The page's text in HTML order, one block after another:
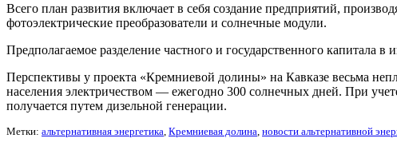
Всего план развития включает в себя создание предприятий,
фотоэлектрические преобразователи и солнечные модули.
Предполагаемое разделение частного и государственного капитала
Перспективы у проекта «Кремниевой долины» на Кавказе весьма
населения электричеством — ежегодно 300 солнечных дней. При
получается путем дизельной генерации.
Метки: альтернативная энергетика, Кремниевая долина, новости альтернативной